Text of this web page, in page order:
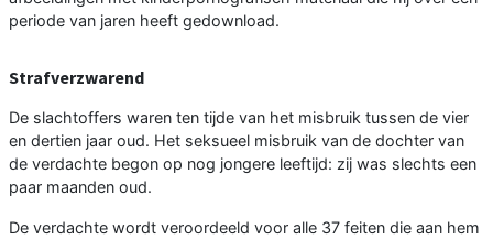
periode van jaren heeft gedownload.
Strafverzwarend
De slachtoffers waren ten tijde van het misbruik tussen de vier
en dertien jaar oud. Het seksueel misbruik van de dochter van
de verdachte begon op nog jongere leeftijd: zij was slechts een
paar maanden oud.
De verdachte wordt veroordeeld voor alle 37 feiten die aan hem